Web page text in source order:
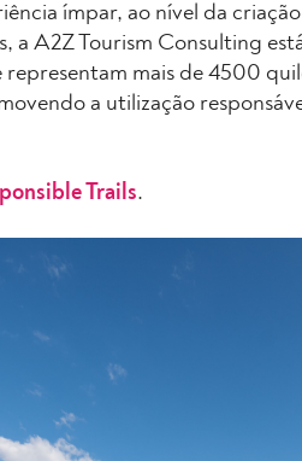
ímpar, ao nível da
a A2Z Tourism Consulting
representam mais de 4500
a utilização
Trails.